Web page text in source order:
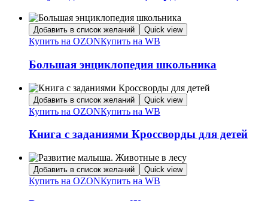
Добавить в список желаний Quick view
Купить на OZONКупить на WB
Большая энциклопедия школьника
Добавить в список желаний Quick view
Купить на OZONКупить на WB
Книга с заданиями Кроссворды для детей
Добавить в список желаний Quick view
Купить на OZONКупить на WB